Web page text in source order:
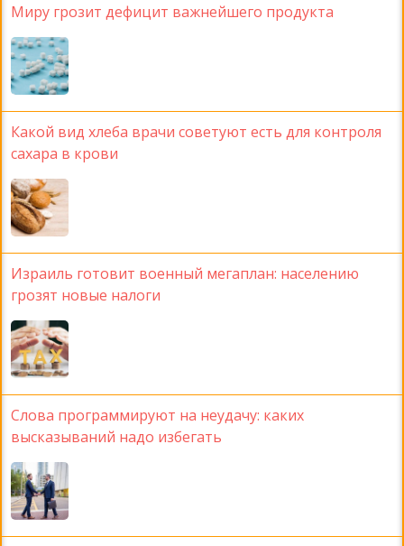
Миру грозит дефицит важнейшего продукта
Какой вид хлеба врачи советуют есть для контроля
сахара в крови
Израиль готовит военный мегаплан: населению
грозят новые налоги
Слова программируют на неудачу: каких
высказываний надо избегать